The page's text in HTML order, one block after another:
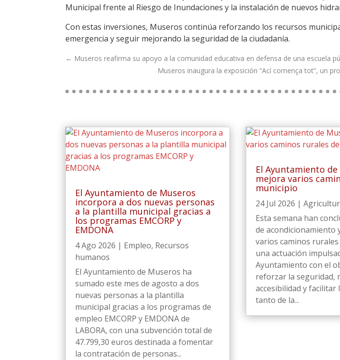
Municipal frente al Riesgo de Inundaciones y la instalación de nuevos
Con estas inversiones, Museros continúa reforzando los recursos
emergencia y seguir mejorando la seguridad de la ciudadanía.
← Museros reafirma su apoyo a la comunidad educativa en defensa de una escuela
Museros inaugura la exposición “Ací comença tot”, un
El Ayuntamiento de Museros
incorpora a dos nuevas personas
a la plantilla municipal gracias a
los programas EMCORP y
EMDONA
4 Ago 2026 | Empleo, Recursos
humanos
El Ayuntamiento de Museros ha
sumado este mes de agosto a dos
nuevas personas a la plantilla
municipal gracias a los programas de
empleo EMCORP y EMDONA de
LABORA, con una subvención total de
47.799,30 euros destinada a fomentar
la contratación de personas...
El Ayuntamiento
mejora varios
municipio
24 Jul 2026 |
Esta semana han
de acondicionamiento
varios caminos
una actuación
Ayuntamiento con el
reforzar la seguridad,
accesibilidad y facilitar
tanto de la...